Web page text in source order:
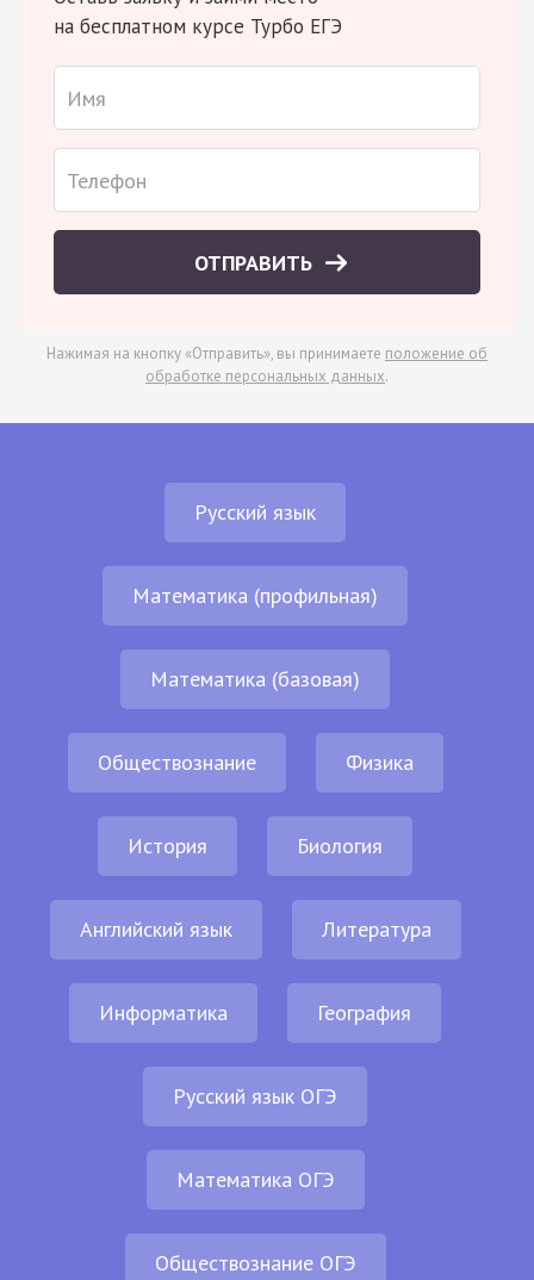
на бесплатном курсе Турбо ЕГЭ
ОТПРАВИТЬ
Нажимая на кнопку «Отправить», вы принимаете положение об
обработке персональных данных.
Русский язык
Математика (профильная)
Математика (базовая)
Обществознание Физика
История Биология
Английский язык Литература
Информатика География
Русский язык ОГЭ
Математика ОГЭ
Обществознание ОГЭ